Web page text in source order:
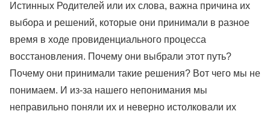
Истинных Родителей или их слова, важна причина их
выбора и решений, которые они принимали в разное
время в ходе провиденциального процесса
восстановления. Почему они выбрали этот путь?
Почему они принимали такие решения? Вот чего мы не
понимаем. И из-за нашего непонимания мы
неправильно поняли их и неверно истолковали их